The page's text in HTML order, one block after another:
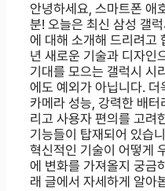
안녕하세요, 스마트폰 애
분! 오늘은 최신 삼성 갤
에 대해 소개해 드리려고
년 새로운 기술과 디자인
기대를 모으는 갤럭시 시
에도 예외가 아닙니다. 더
카메라 성능, 강력한 배터
리고 사용자 편의를 고려
기능들이 탑재되어 있습
혁신적인 기술이 어떻게
에 변화를 가져올지 궁금
래 글에서 자세하게 알아